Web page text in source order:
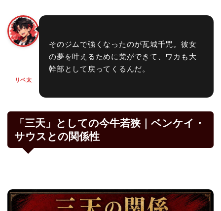
リベ太
そのジムで強くなったのが瓦城千咒。彼女
の夢を叶えるために梵ができて、ワカも大
幹部として戻ってくるんだ。
「三天」としての今牛若狭｜ベンケイ・
サウスとの関係性